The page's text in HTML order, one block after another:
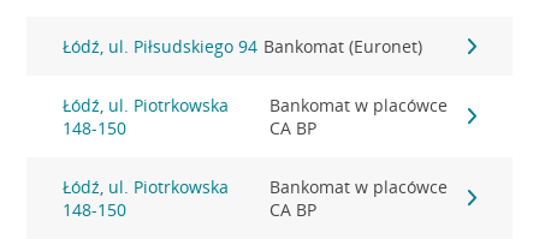
Łódź, ul. Piłsudskiego 94 Bankomat (Euronet)
Łódź, ul. Piotrkowska
148-150
Bankomat w placówce
CA BP
Łódź, ul. Piotrkowska
148-150
Bankomat w placówce
CA BP